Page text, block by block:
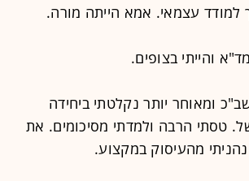
למודד עצמאי. אמא הייתה מורה.
והייתי בצופים.
ומאוחר יותר נקלטתי ביחידה
טסתי הרבה ולמדתי מסיכומים. את
מהעיסוק במקצוע.